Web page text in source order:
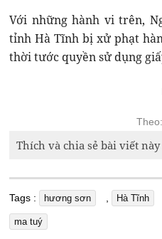
Với những hành vi trên,
tỉnh Hà Tĩnh bị xử phạt
thời tước quyền sử dụng
Theo:
Thích và chia sẻ bài viết này
Tags : hương sơn Hà Tĩnh
ma tuý